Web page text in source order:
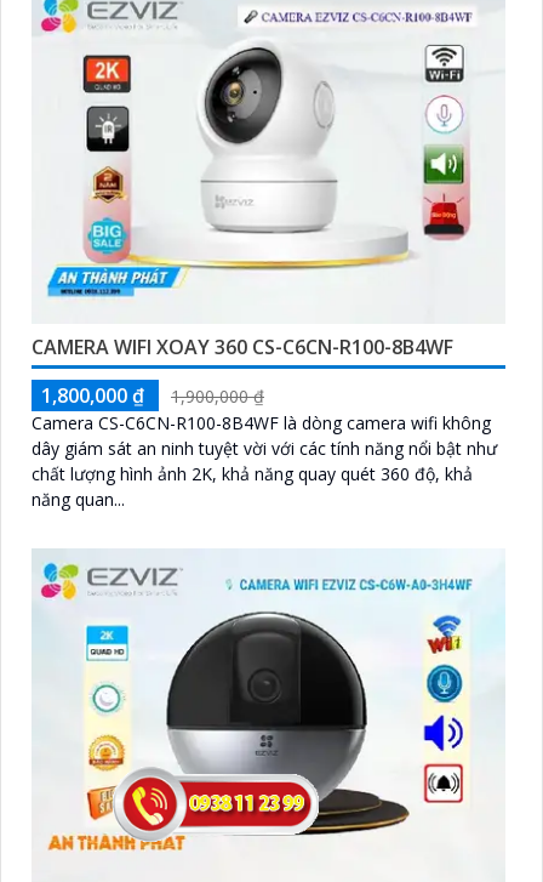
CAMERA WIFI XOAY 360 CS-C6CN-R100-8B4WF
1,800,000 ₫
1,900,000 ₫
Camera CS-C6CN-R100-8B4WF là dòng camera wifi không
dây giám sát an ninh tuyệt vời với các tính năng nổi bật như
chất lượng hình ảnh 2K, khả năng quay quét 360 độ, khả
năng quan...